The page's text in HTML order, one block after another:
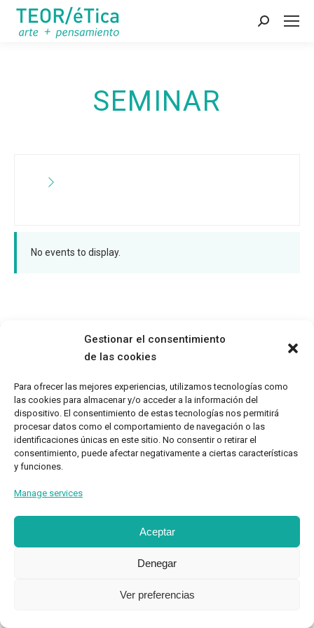
Gestionar el consentimiento
de las cookies
Para ofrecer las mejores experiencias, utilizamos tecnologías como
las cookies para almacenar y/o acceder a la información del
dispositivo. El consentimiento de estas tecnologías nos permitirá
procesar datos como el comportamiento de navegación o las
identificaciones únicas en este sitio. No consentir o retirar el
consentimiento, puede afectar negativamente a ciertas características
y funciones.
Manage services
Aceptar
Denegar
Ver preferencias
Search:
SEMINAR
No events to display.
TEOR/éTica 2020 - Desarrollado por Oncenueve Estudio